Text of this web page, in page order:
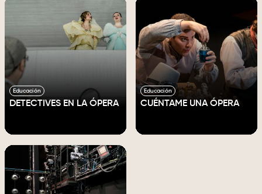
Educación
DETECTIVES EN LA ÓPERA
Educación
CUÉNTAME UNA ÓPERA